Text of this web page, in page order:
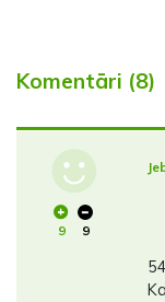
Komentāri (8)
9 9